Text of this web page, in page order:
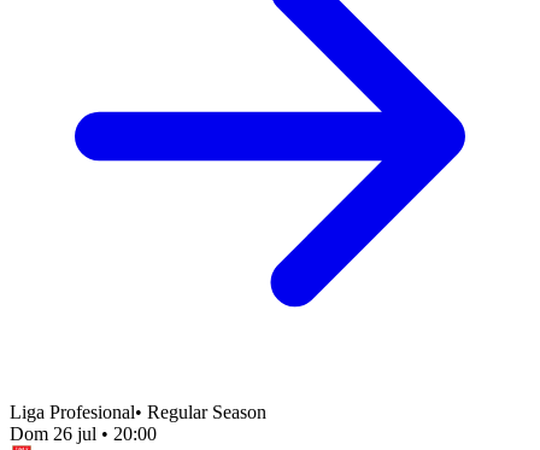
Liga Profesional• Regular Season
Dom 26 jul • 20:00